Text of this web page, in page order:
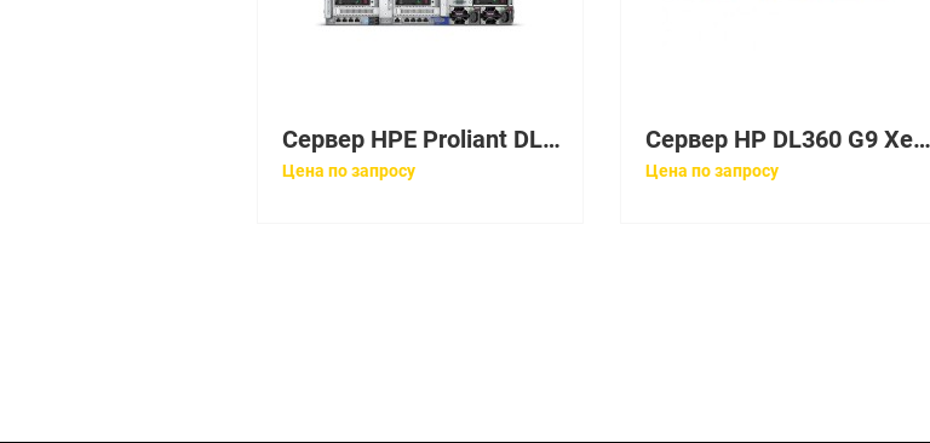
Сервер HPE Proliant DL360 Gen10 Gold 5220 Rack(1U)/Xeon18C 2.2GHz(22MB)/1x32GbR2D_2933/P408i-aFBWC(2Gb/RAID 0/1/10/5/50/6/60)/noHDD(8/ 10+1up)SFF/noDVD/iLOstd/4x1GbEth/EasyRK/1x800wPlat(2up)
Цена по запросу
Сервер HP DL360 G9 Xeon E5-2630v3 8C 2,4GHz, 20MB, 1U [755262-B21]
Цена по запросу